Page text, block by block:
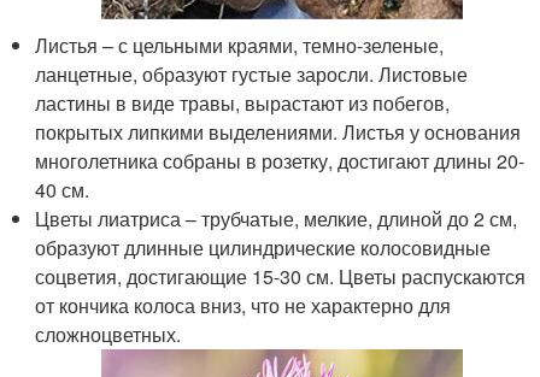
Листья – с цельными краями, темно-зеленые,
ланцетные, образуют густые заросли. Листовые
ластины в виде травы, вырастают из побегов,
покрытых липкими выделениями. Листья у основания
многолетника собраны в розетку, достигают длины 20-
40 см.
Цветы лиатриса – трубчатые, мелкие, длиной до 2 см,
образуют длинные цилиндрические колосовидные
соцветия, достигающие 15-30 см. Цветы распускаются
от кончика колоса вниз, что не характерно для
сложноцветных.